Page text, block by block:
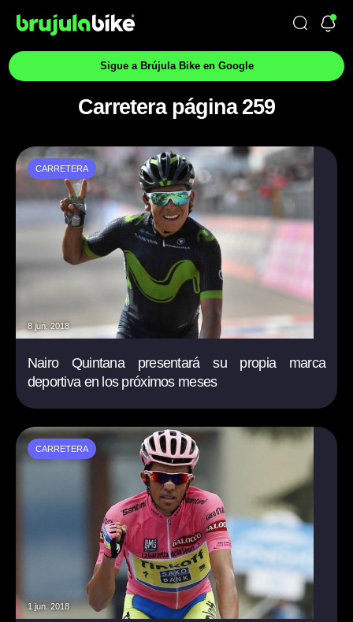
Sigue a Brújula Bike en Google
Carretera página 259
CARRETERA
8 jun. 2018
Nairo Quintana presentará su propia marca
deportiva en los próximos meses
CARRETERA
1 jun. 2018